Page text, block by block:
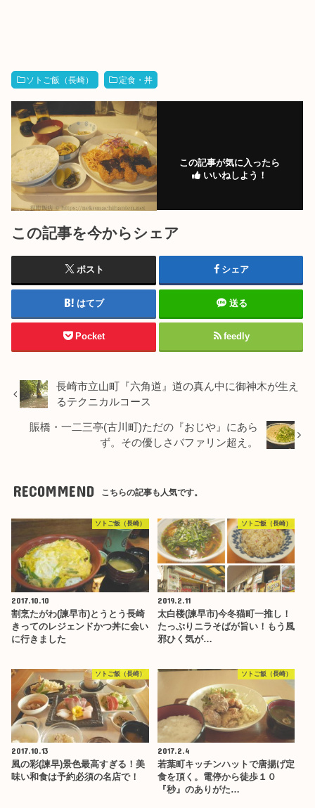
ソトご飯（長崎） 定食・丼
この記事が気に入ったら
いいねしよう！
この記事を今からシェア
ポスト シェア
はてブ 送る
Pocket feedly
長崎市立山町『六角道』道の真ん中に御神木が生え
るテクニカルコース
賑橋・一二三亭(古川町)ただの『おじや』にあら
ず。その優しさバファリン超え。
RECOMMEND こちらの記事も人気です。
ソトご飯（長崎）
2017.10.10
割烹たがわ(諫早市)とうとう長崎
きってのレジェンドかつ丼に会い
に行きました
ソトご飯（長崎）
2019.2.11
太白楼(諫早市)今冬猫町一推し！
たっぷりニラそばが旨い！もう風
邪ひく気が…
ソトご飯（長崎）
2017.10.13
風の彩(諫早)景色最高すぎる！美
味い和食は予約必須の名店で！
ソトご飯（長崎）
2017.2.4
若葉町キッチンハットで唐揚げ定
食を頂く。電停から徒歩１０
『秒』のありがた…